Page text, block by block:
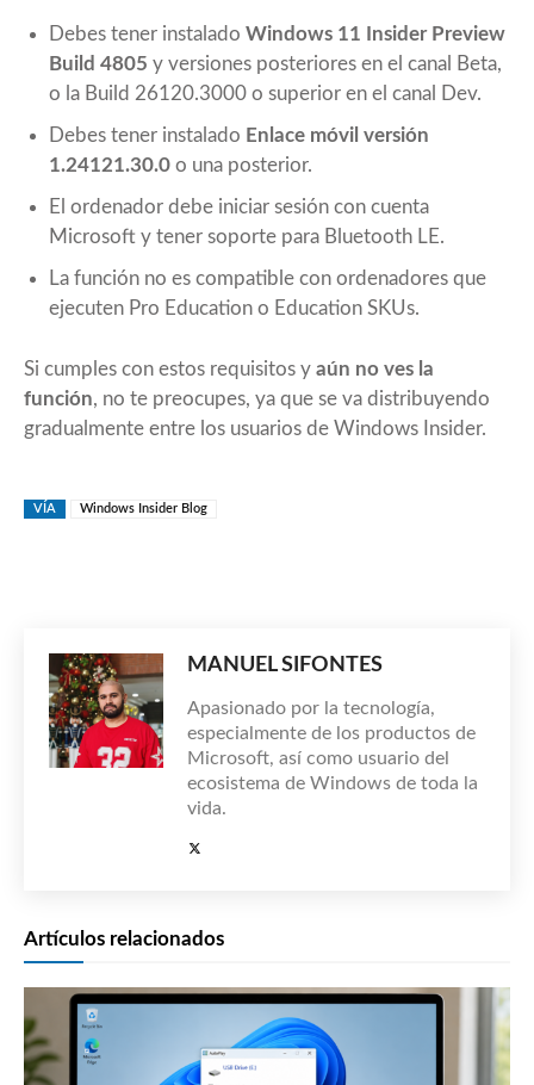
Debes tener instalado Windows 11 Insider Preview
Build 4805 y versiones posteriores en el canal Beta,
o la Build 26120.3000 o superior en el canal Dev.
Debes tener instalado Enlace móvil versión
1.24121.30.0 o una posterior.
El ordenador debe iniciar sesión con cuenta
Microsoft y tener soporte para Bluetooth LE.
La función no es compatible con ordenadores que
ejecuten Pro Education o Education SKUs.
Si cumples con estos requisitos y aún no ves la
función, no te preocupes, ya que se va distribuyendo
gradualmente entre los usuarios de Windows Insider.
VÍA Windows Insider Blog
MANUEL SIFONTES
Apasionado por la tecnología,
especialmente de los productos de
Microsoft, así como usuario del
ecosistema de Windows de toda la
vida.
Artículos relacionados